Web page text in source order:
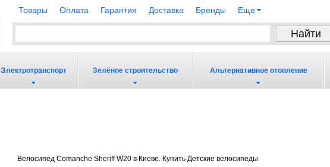
Товары Оплата Гарантия Доставка Бренды Еще
Электротранспорт Зелёное строительство Альтернативное отопление
Велосипед Comanche Sheriff W20 в Киеве. Купить Детские велосипеды